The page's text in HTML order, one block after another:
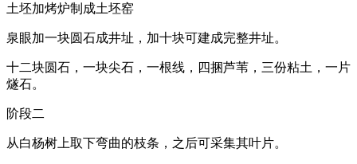
土坯加烤炉制成土坯窑
泉眼加一块圆石成井址，加十块可建成完整井址。
十二块圆石，一块尖石，一根线，四捆芦苇，三份粘土，一片
燧石。
阶段二
从白杨树上取下弯曲的枝条，之后可采集其叶片。